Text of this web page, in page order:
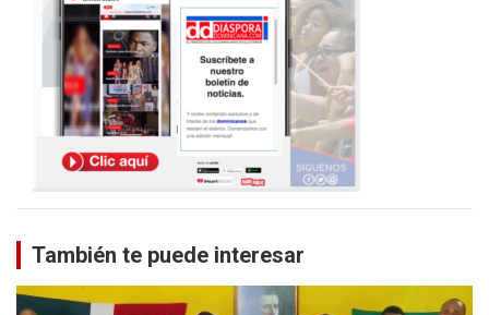
También te puede interesar